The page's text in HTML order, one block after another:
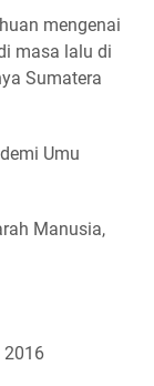
mengenai
masa lalu di
Sumatera
Umu
Manusia,
2016